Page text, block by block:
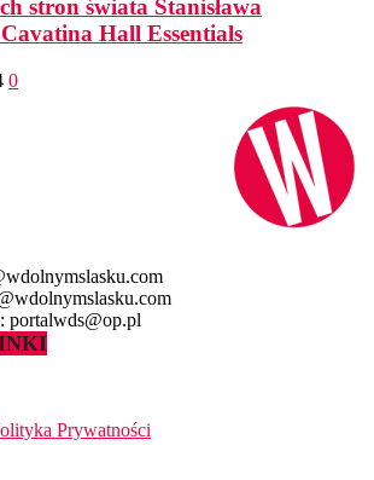
stron świata Stanisława
Hall Essentials
0
portalwds@op.pl
Prywatności